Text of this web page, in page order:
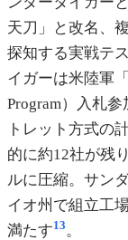
天刀」と改名、
探知する実戦テ
イガーは米陸軍
Program）入札
トレット方式の
的に約12社が残
ルに圧縮。サン
イオ州で組立工
満たす13 。